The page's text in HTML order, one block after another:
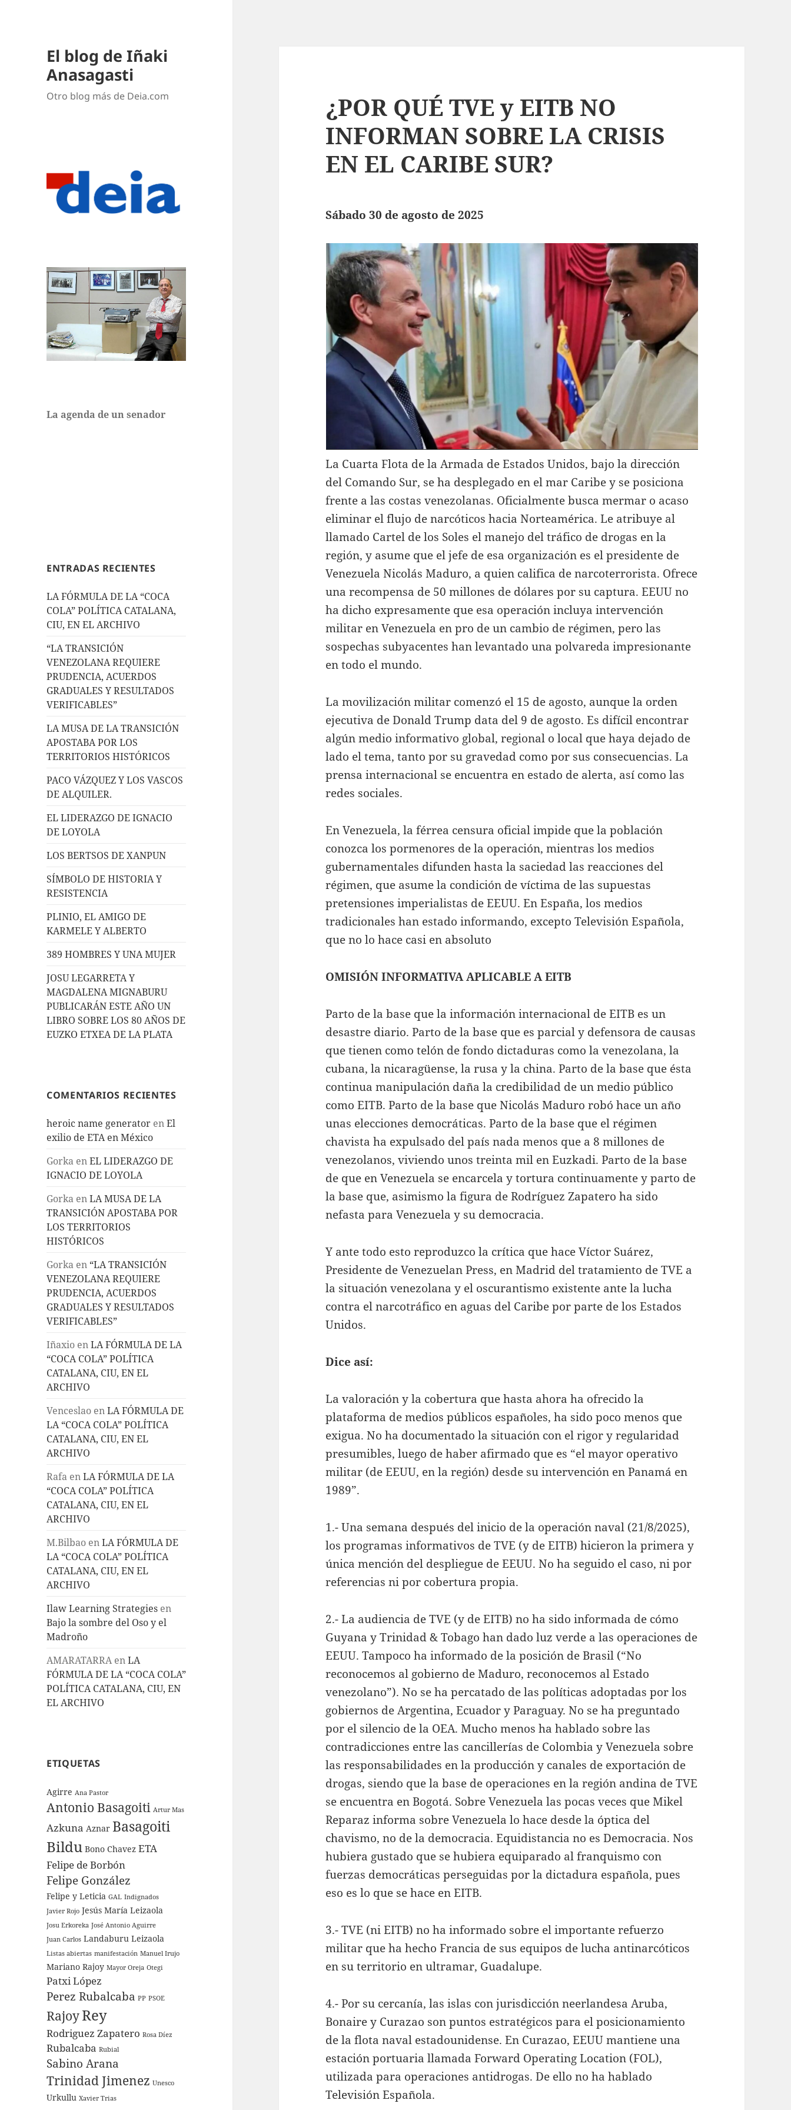
El blog de Iñaki
Anasagasti
Otro blog más de Deia.com
La agenda de un senador
ENTRADAS RECIENTES
LA FÓRMULA DE LA “COCA
COLA” POLÍTICA CATALANA,
CIU, EN EL ARCHIVO
“LA TRANSICIÓN
VENEZOLANA REQUIERE
PRUDENCIA, ACUERDOS
GRADUALES Y RESULTADOS
VERIFICABLES”
LA MUSA DE LA TRANSICIÓN
APOSTABA POR LOS
TERRITORIOS HISTÓRICOS
PACO VÁZQUEZ Y LOS VASCOS
DE ALQUILER.
EL LIDERAZGO DE IGNACIO
DE LOYOLA
LOS BERTSOS DE XANPUN
SÍMBOLO DE HISTORIA Y
RESISTENCIA
PLINIO, EL AMIGO DE
KARMELE Y ALBERTO
389 HOMBRES Y UNA MUJER
JOSU LEGARRETA Y
MAGDALENA MIGNABURU
PUBLICARÁN ESTE AÑO UN
LIBRO SOBRE LOS 80 AÑOS DE
EUZKO ETXEA DE LA PLATA
COMENTARIOS RECIENTES
heroic name generator enEl
exilio de ETA en México
Gorka enEL LIDERAZGO DE
IGNACIO DE LOYOLA
Gorka enLA MUSA DE LA
TRANSICIÓN APOSTABA POR
LOS TERRITORIOS
HISTÓRICOS
Gorka en “LA TRANSICIÓN
VENEZOLANA REQUIERE
PRUDENCIA, ACUERDOS
GRADUALES Y RESULTADOS
VERIFICABLES”
Iñaxio enLA FÓRMULA DE LA
“COCA COLA” POLÍTICA
CATALANA, CIU, EN EL
ARCHIVO
Venceslao enLA FÓRMULA DE
LA “COCA COLA” POLÍTICA
CATALANA, CIU, EN EL
ARCHIVO
Rafa enLA FÓRMULA DE LA
“COCA COLA” POLÍTICA
CATALANA, CIU, EN EL
ARCHIVO
M.Bilbao enLA FÓRMULA DE
LA “COCA COLA” POLÍTICA
CATALANA, CIU, EN EL
ARCHIVO
Ilaw Learning Strategies en
Bajo la sombre del Oso y el
Madroño
AMARATARRAenLA
FÓRMULA DE LA “COCA COLA”
POLÍTICA CATALANA, CIU, EN
EL ARCHIVO
ETIQUETAS
Agirre Ana Pastor
Antonio Basagoiti Artur Mas
Azkuna Aznar Basagoiti
Bildu Bono Chavez ETA
Felipe de Borbón
Felipe González
Felipe y Leticia GAL Indignados
Javier Rojo Jesús María Leizaola
Josu Erkoreka José Antonio Aguirre
Juan Carlos Landaburu Leizaola
Listas abiertas manifestación Manuel Irujo
Mariano Rajoy Mayor Oreja Otegi
Patxi López
Perez Rubalcaba PP PSOE
RajoyRey
Rodriguez Zapatero Rosa Díez
Rubalcaba Rubial
Sabino Arana
Trinidad Jimenez Unesco
Urkullu Xavier Trias
¿POR QUÉ TVE y EITB NO
INFORMAN SOBRE LA CRISIS
EN EL CARIBE SUR?
Sábado 30 de agosto de 2025
La Cuarta Flota de la Armada de Estados Unidos, bajo la dirección
del Comando Sur, se ha desplegado en el mar Caribe y se posiciona
frente a las costas venezolanas. Oficialmente busca mermar o acaso
eliminar el flujo de narcóticos hacia Norteamérica. Le atribuye al
llamado Cartel de los Soles el manejo del tráfico de drogas en la
región, y asume que el jefe de esa organización es el presidente de
Venezuela Nicolás Maduro, a quien califica de narcoterrorista. Ofrece
una recompensa de 50 millones de dólares por su captura. EEUU no
ha dicho expresamente que esa operación incluya intervención
militar en Venezuela en pro de un cambio de régimen, pero las
sospechas subyacentes han levantado una polvareda impresionante
en todo el mundo.
La movilización militar comenzó el 15 de agosto, aunque la orden
ejecutiva de Donald Trump data del 9 de agosto. Es difícil encontrar
algún medio informativo global, regional o local que haya dejado de
lado el tema, tanto por su gravedad como por sus consecuencias. La
prensa internacional se encuentra en estado de alerta, así como las
redes sociales.
En Venezuela, la férrea censura oficial impide que la población
conozca los pormenores de la operación, mientras los medios
gubernamentales difunden hasta la saciedad las reacciones del
régimen, que asume la condición de víctima de las supuestas
pretensiones imperialistas de EEUU. En España, los medios
tradicionales han estado informando, excepto Televisión Española,
que no lo hace casi en absoluto
OMISIÓN INFORMATIVA APLICABLE A EITB
Parto de la base que la información internacional de EITB es un
desastre diario. Parto de la base que es parcial y defensora de causas
que tienen como telón de fondo dictaduras como la venezolana, la
cubana, la nicaragüense, la rusa y la china. Parto de la base que ésta
continua manipulación daña la credibilidad de un medio público
como EITB. Parto de la base que Nicolás Maduro robó hace un año
unas elecciones democráticas. Parto de la base que el régimen
chavista ha expulsado del país nada menos que a 8 millones de
venezolanos, viviendo unos treinta mil en Euzkadi. Parto de la base
de que en Venezuela se encarcela y tortura continuamente y parto de
la base que, asimismo la figura de Rodríguez Zapatero ha sido
nefasta para Venezuela y su democracia.
Y ante todo esto reproduzco la crítica que hace Víctor Suárez,
Presidente de Venezuelan Press, en Madrid del tratamiento de TVE a
la situación venezolana y el oscurantismo existente ante la lucha
contra el narcotráfico en aguas del Caribe por parte de los Estados
Unidos.
Dice así:
La valoración y la cobertura que hasta ahora ha ofrecido la
plataforma de medios públicos españoles, ha sido poco menos que
exigua. No ha documentado la situación con el rigor y regularidad
presumibles, luego de haber afirmado que es “el mayor operativo
militar (de EEUU, en la región) desde su intervención en Panamá en
1989”.
1.- Una semana después del inicio de la operación naval (21/8/2025),
los programas informativos de TVE (y de EITB) hicieron la primera y
única mención del despliegue de EEUU. No ha seguido el caso, ni por
referencias ni por cobertura propia.
2.- La audiencia de TVE (y de EITB) no ha sido informada de cómo
Guyana y Trinidad & Tobago han dado luz verde a las operaciones de
EEUU. Tampoco ha informado de la posición de Brasil (“No
reconocemos al gobierno de Maduro, reconocemos al Estado
venezolano”). No se ha percatado de las políticas adoptadas por los
gobiernos de Argentina, Ecuador y Paraguay. No se ha preguntado
por el silencio de la OEA. Mucho menos ha hablado sobre las
contradicciones entre las cancillerías de Colombia y Venezuela sobre
las responsabilidades en la producción y canales de exportación de
drogas, siendo que la base de operaciones en la región andina de TVE
se encuentra en Bogotá. Sobre Venezuela las pocas veces que Mikel
Reparaz informa sobre Venezuela lo hace desde la óptica del
chavismo, no de la democracia. Equidistancia no es Democracia. Nos
hubiera gustado que se hubiera equiparado al franquismo con
fuerzas democráticas perseguidas por la dictadura española, pues
eso es lo que se hace en EITB.
3.- TVE (ni EITB) no ha informado sobre el importante refuerzo
militar que ha hecho Francia de sus equipos de lucha antinarcóticos
en su territorio en ultramar, Guadalupe.
4.- Por su cercanía, las islas con jurisdicción neerlandesa Aruba,
Bonaire y Curazao son puntos estratégicos para el posicionamiento
de la flota naval estadounidense. En Curazao, EEUU mantiene una
estación portuaria llamada Forward Operating Location (FOL),
utilizada para operaciones antidrogas. De ello no ha hablado
Televisión Española.